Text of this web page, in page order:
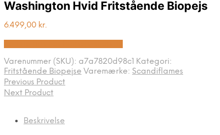
Washington Hvid Fritstående Biopejs
6.499,00 kr.
Varenummer (SKU): a7a7820d98c1 Kategori:
Fritstående Biopejse Varemærke: Scandiflames
Previous Product
Next Product
Beskrivelse